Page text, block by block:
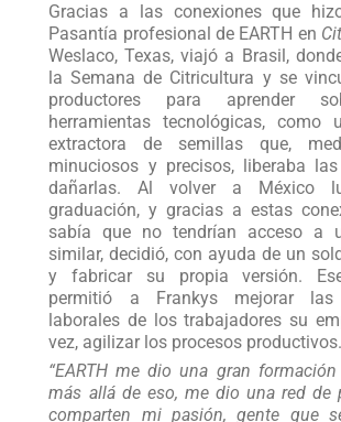
Gracias a las conexiones que
Pasantía profesional de EARTH en
Weslaco, Texas, viajó a Brasil,
la Semana de Citricultura y se
productores para aprender
herramientas tecnológicas, como
extractora de semillas que,
minuciosos y precisos, liberaba
dañarlas. Al volver a México
graduación, y gracias a estas
sabía que no tendrían acceso a
similar, decidió, con ayuda de un
y fabricar su propia versión.
permitió a Frankys mejorar las
laborales de los trabajadores su
vez, agilizar los procesos productivos.
“EARTH me dio una gran
más allá de eso, me dio una red de
comparten mi pasión, gente que